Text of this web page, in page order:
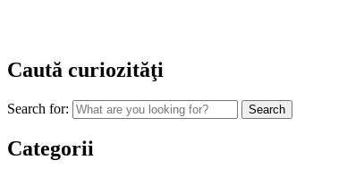
Caută curiozităţi
Search for:
Categorii